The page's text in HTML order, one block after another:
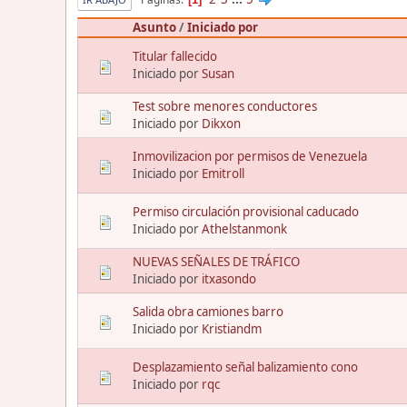
Asunto/Iniciado por
Titular fallecido
Iniciado porSusan
Test sobre menores conductores
Iniciado por Dikxon
Inmovilizacion por permisos de Venezuela
Iniciado por Emitroll
Permiso circulación provisional caducado
Iniciado porAthelstanmonk
NUEVAS SEÑALES DE TRÁFICO
Iniciado por itxasondo
Salida obra camiones barro
Iniciado por Kristiandm
Desplazamiento señal balizamiento cono
Iniciado por rqc